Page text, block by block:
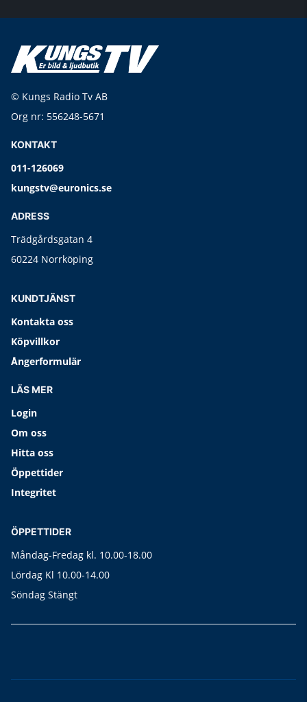
© Kungs Radio Tv AB
Org nr: 556248-5671
KONTAKT
011-126069
kungstv@euronics.se
ADRESS
Trädgårdsgatan 4
60224 Norrköping
KUNDTJÄNST
Kontakta oss
Köpvillkor
Ångerformulär
LÄS MER
Login
Om oss
Hitta oss
Öppettider
Integritet
ÖPPETTIDER
Måndag-Fredag kl. 10.00-18.00
Lördag Kl 10.00-14.00
Söndag Stängt